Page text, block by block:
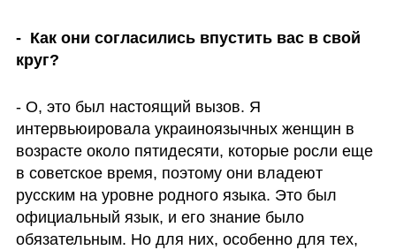
-  Как они согласились впустить вас в свой
круг?
- О, это был настоящий вызов. Я
интервьюировала украиноязычных женщин в
возрасте около пятидесяти, которые росли еще
в советское время, поэтому они владеют
русским на уровне родного языка. Это был
официальный язык, и его знание было
обязательным. Но для них, особенно для тех,